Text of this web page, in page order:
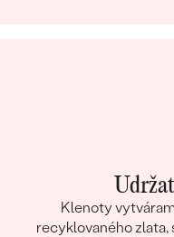
Klenoty
recyklovaného